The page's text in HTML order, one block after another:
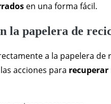
en una forma fácil.
la papelera de
a la papelera
acciones para recuperar